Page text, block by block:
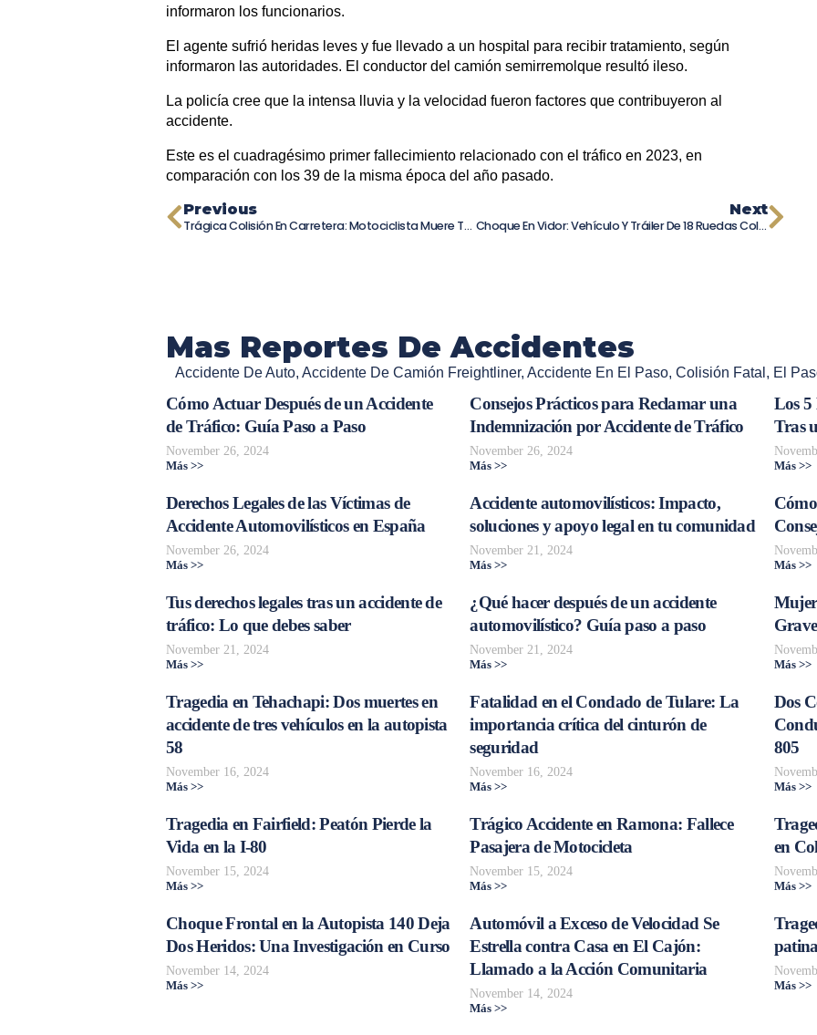
informaron los funcionarios.
El agente sufrió heridas leves y fue llevado a un hospital para recibir tratamiento, según
informaron las autoridades. El conductor del camión semirremolque resultó ileso.
La policía cree que la intensa lluvia y la velocidad fueron factores que contribuyeron al
accidente.
Este es el cuadragésimo primer fallecimiento relacionado con el tráfico en 2023, en
comparación con los 39 de la misma época del año pasado.
Previous
Trágica Colisión En Carretera: Motociclista Muere Tras Accidente Con Camión De Gran Tamaño
Next
Choque En Vidor: Vehículo Y Tráiler De 18 Ruedas Colisionan En La Autopista
Mas Reportes De Accidentes
Accidente De Auto, Accidente De Camión Freightliner, Accidente En El Paso, Colisión Fatal , El
Cómo Actuar Después de un Accidente
de Tráfico: Guía Paso a Paso
November 26, 2024
Más >>
Consejos Prácticos para Reclamar una
Indemnización por Accidente de Tráfico
November 26, 2024
Más >>
Los 5
Tras
Más >>
Derechos Legales de las Víctimas de
Accidente Automovilísticos en España
November 26, 2024
Más >>
Accidente automovilísticos: Impacto,
soluciones y apoyo legal en tu comunidad
November 21, 2024
Más >> Más >>
Tus derechos legales tras un accidente de
tráfico: Lo que debes saber
November 21, 2024
Más >>
¿Qué hacer después de un accidente
automovilístico? Guía paso a paso
November 21, 2024
Más >> Más >>
Tragedia en Tehachapi: Dos muertes en
accidente de tres vehículos en la autopista
58
November 16, 2024
Más >>
Fatalidad en el Condado de Tulare: La
importancia crítica del cinturón de
seguridad
November 16, 2024
Más >>
Dos
805
Más >>
Tragedia en Fairfield: Peatón Pierde la
Vida en la I-80
November 15, 2024
Más >>
Trágico Accidente en Ramona: Fallece
Pasajera de Motocicleta
November 15, 2024
Más >>
en
Más >>
Choque Frontal en la Autopista 140 Deja
Dos Heridos: Una Investigación en Curso
November 14, 2024
Más >>
Automóvil a Exceso de Velocidad Se
Estrella contra Casa en El Cajón:
Llamado a la Acción Comunitaria
November 14, 2024
Más >>
Más >>